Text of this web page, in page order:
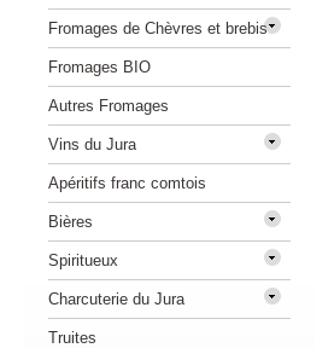
Fromages de Chèvres et brebis
Fromages BIO
Autres Fromages
Vins du Jura
Apéritifs franc comtois
Bières
Spiritueux
Charcuterie du Jura
Truites